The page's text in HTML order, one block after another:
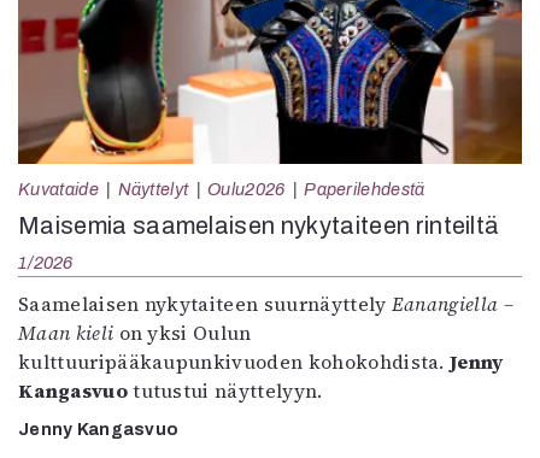
Kuvataide Näyttelyt Oulu2026 Paperilehdestä
Maisemia saamelaisen nykytaiteen rinteiltä
1/2026
Saamelaisen nykytaiteen suurnäyttely Eanangiella –
Maan kieli on yksi Oulun
kulttuuripääkaupunkivuoden kohokohdista.Jenny
Kangasvuotutustui näyttelyyn.
Jenny Kangasvuo